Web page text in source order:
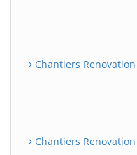
Chantiers
Chantiers